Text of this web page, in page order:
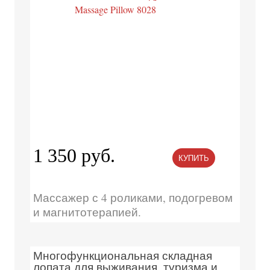
1 350 руб. КУПИТЬ
Массажер с 4 роликами, подогревом
и магнитотерапией.
Многофункциональная складная
лопата для выживания, туризма и